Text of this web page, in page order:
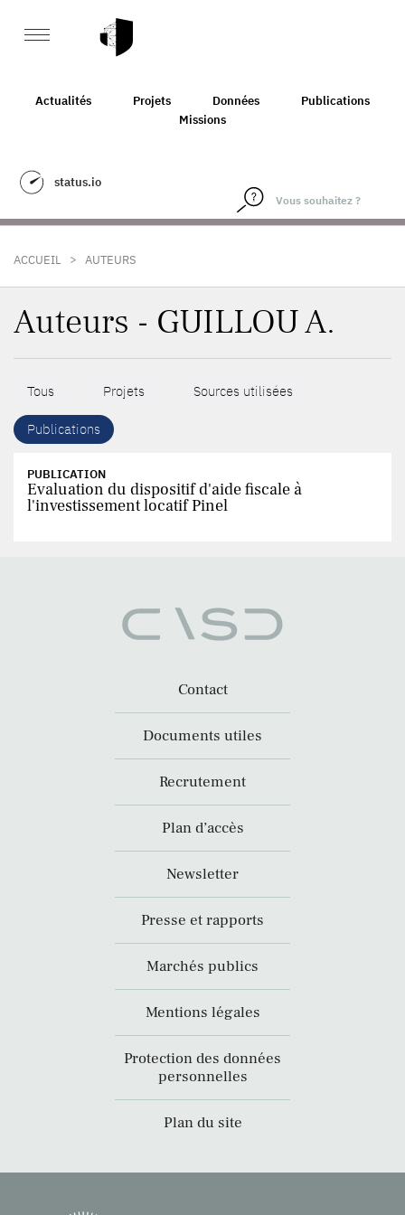
Actualités Projets Données
Publications
Missions
status.io
ACCUEIL > AUTEURS
Auteurs - GUILLOU A.
Tous Projets Sources utilisées
Publications
PUBLICATION
Evaluation du dispositif d'aide fiscale à
l'investissement locatif Pinel
Contact
Documents utiles
Recrutement
Plan d’accès
Newsletter
Presse et rapports
Marchés publics
Mentions légales
Protection des données
personnelles
Plan du site